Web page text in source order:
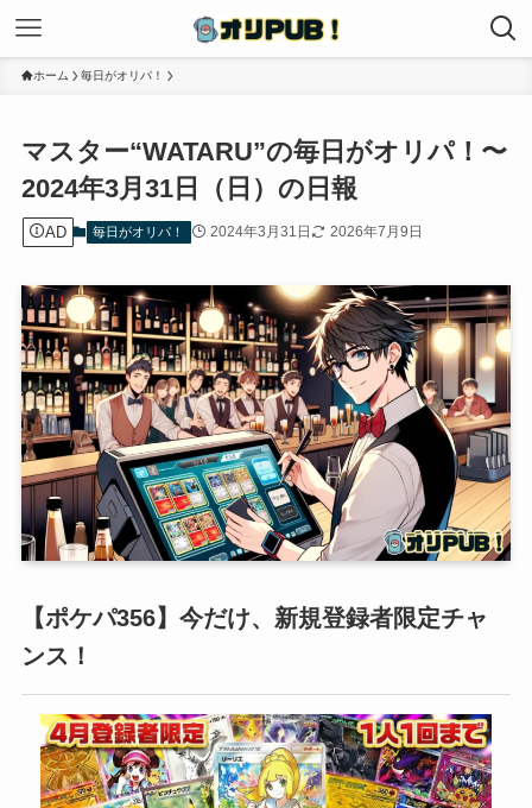
ホーム 毎日がオリパ！
マスター“WATARU”の毎日がオリパ！〜
2024年3月31日（日）の日報
AD 毎日がオリパ！ 2024年3月31日 2026年7月9日
【ポケパ356】今だけ、新規登録者限定チャ
ンス！